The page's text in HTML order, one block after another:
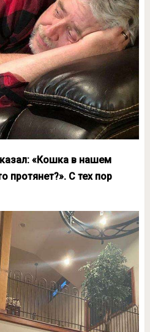
«Кошка в нашем
протянет?». С тех пор